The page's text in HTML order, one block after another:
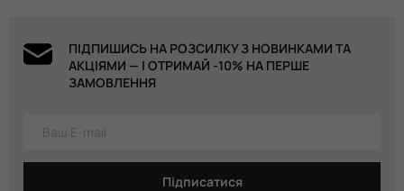
ПІДПИШИСЬ НА РОЗСИЛКУ З НОВИНКАМИ ТА
АКЦІЯМИ — І ОТРИМАЙ -10% НА ПЕРШЕ
ЗАМОВЛЕННЯ
Підписатися